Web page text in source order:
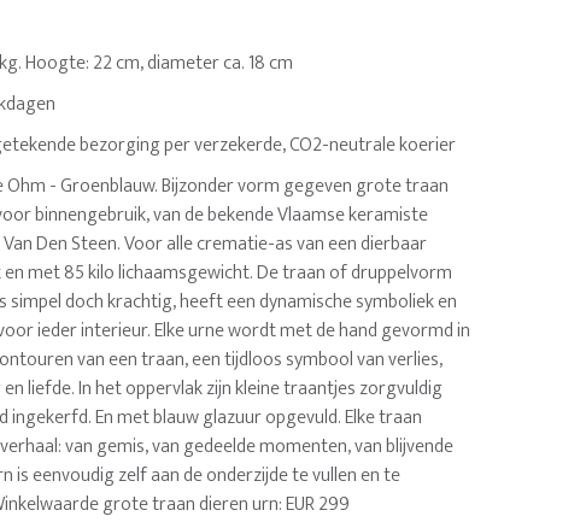
Hoogte: 22 cm, diameter ca. 18 cm
bezorging per verzekerde, CO2-neutrale koerier
Ohm - Groenblauw. Bijzonder vorm gegeven grote traan
binnengebruik, van de bekende Vlaamse keramiste
Den Steen. Voor alle crematie-as van een dierbaar
met 85 kilo lichaamsgewicht. De traan of druppelvorm
simpel doch krachtig, heeft een dynamische symboliek en
ieder interieur. Elke urne wordt met de hand gevormd in
van een traan, een tijdloos symbool van verlies,
liefde. In het oppervlak zijn kleine traantjes zorgvuldig
ingekerfd. En met blauw glazuur opgevuld. Elke traan
van gemis, van gedeelde momenten, van blijvende
is eenvoudig zelf aan de onderzijde te vullen en te
grote traan dieren urn: EUR 299